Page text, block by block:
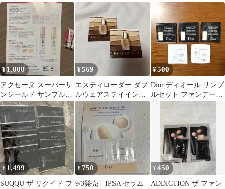
ラットスムースフィル
ターUV
【即購入可•まとめ買い
可】
¥ 1,000
アクセーヌ スーパーサ
ンシールド サンプルセ
ット
¥569
エスティローダー ダブ
ルウェアステイインプ
レイスメークアップN
サンド サンプル
¥500
Dior ディオール サンプ
ルセット ファンデーシ
¥1,499
SUQQU ザ リクイド フ
¥750
9/3発売 IPSA セラム
¥450
ADDICTION ザ ファン